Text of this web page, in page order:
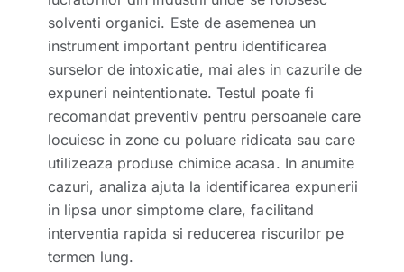
solventi organici. Este de asemenea un
instrument important pentru identificarea
surselor de intoxicatie, mai ales in cazurile de
expuneri neintentionate. Testul poate fi
recomandat preventiv pentru persoanele care
locuiesc in zone cu poluare ridicata sau care
utilizeaza produse chimice acasa. In anumite
cazuri, analiza ajuta la identificarea expunerii
in lipsa unor simptome clare, facilitand
interventia rapida si reducerea riscurilor pe
termen lung.